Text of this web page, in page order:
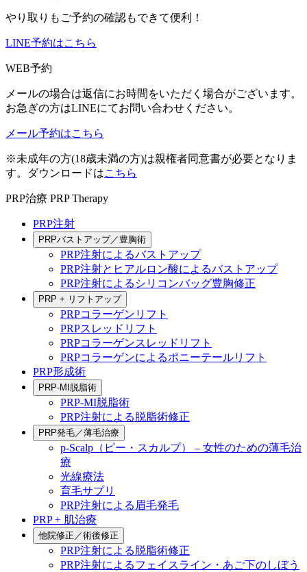
やり取りもご予約の確認もできて便利！
LINE予約はこちら
WEB予約
メールの場合は返信にお時間をいただく場合がございます。
お急ぎの方はLINEにてお問い合わせください。
メール予約はこちら
※未成年の方(18歳未満の方)は親権者同意書が必要となりま
す。ダウンロードはこちら
PRP治療 PRP Therapy
PRP注射
PRPバストアップ／豊胸術
PRP注射によるバストアップ
PRP注射とヒアルロン酸によるバストアップ
PRP注射によるシリコンバッグ豊胸修正
PRP + リフトアップ
PRPコラーゲンリフト
PRPスレッドリフト
PRPコラーゲンスレッドリフト
PRPコラーゲンによるポニーテールリフト
PRP形成術
PRP-MI脱脂術
PRP-MI脱脂術
PRP注射による脱脂術修正
PRP発毛／薄毛治療
p-Scalp（ピー・スカルプ） – 女性のための薄毛治
療
光線療法
育毛サプリ
PRP注射による眉毛発毛
PRP + 肌治療
他院修正／術後修正
PRP注射による脱脂術修正
PRP注射によるフェイスライン・あご下のしぼう